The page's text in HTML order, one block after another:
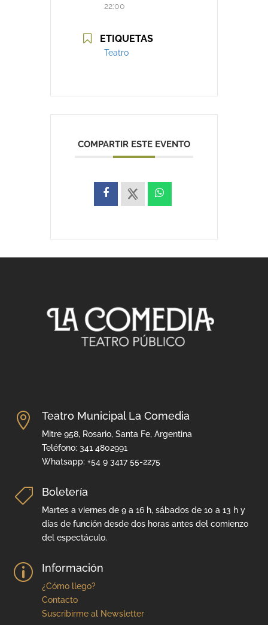
22:00
ETIQUETAS
Teatro
COMPARTIR ESTE EVENTO
 Teatro Municipal La Comedia
Mitre 958, Rosario, Santa Fe, Argentina
Teléfono: 341 4802991
Whatsapp: +54 9 3417 55-2275
 Boletería
Martes a viernes de 9 a 16 h, sábados de 10 a 13 h y
días de función desde dos horas antes del comienzo
del espectáculo.
p Información
¿Cómo llego?
Contacto
Suscribirme al Newsletter